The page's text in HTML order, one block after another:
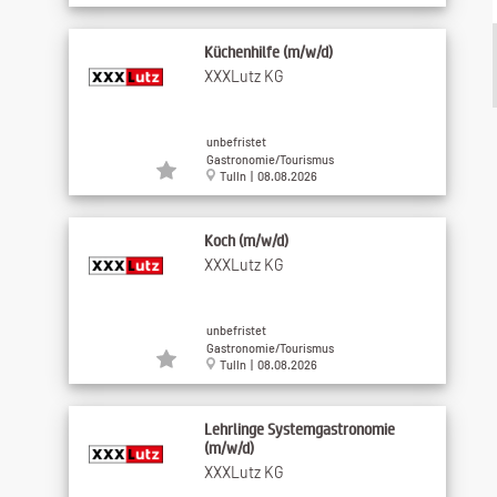
Küchenhilfe (m/w/d)
XXXLutz KG
unbefristet
Gastronomie/Tourismus
Tulln | 08.08.2026
Koch (m/w/d)
XXXLutz KG
unbefristet
Gastronomie/Tourismus
Tulln | 08.08.2026
Lehrlinge Systemgastronomie
(m/w/d)
XXXLutz KG